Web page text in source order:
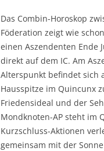
Das Combin-Horoskop
Föderation zeigt wie
einen Aszendenten Ende
direkt auf dem IC. Am
Alterspunkt befindet sich
Hausspitze im Quincunx
Friedensideal und der
Mondknoten-AP steht im
Kurzschluss-Aktionen
gemeinsam mit der